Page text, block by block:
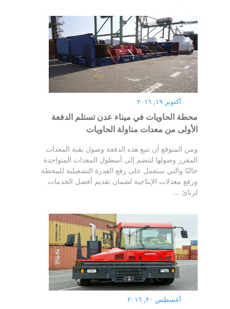
أكتوبر ١٩, ٢٠١٦
محطة الحاويات في ميناء عدن تستلم الدفعة
الأولى من معدات مناولة الحاويات
ومن المتوقع أن تتبع هذه الدفعة وصول بقية المعدات
المقرر وصولها لتنضم إلى أسطول المعدات المتواجدة
حاليًا والتي ستعمل على رفع القدرة التشغيلية للمحطة
ورفع معدلات الإنتاجية لضمان تقديم أفضل الخدمات
لزبائ ...
أغسطس ٢٠, ٢٠١٦